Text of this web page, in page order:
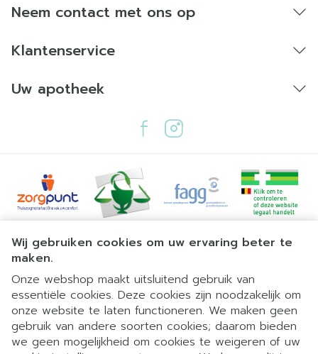
Wij gebruiken cookies om uw ervaring beter te
maken.
Onze webshop maakt uitsluitend gebruik van
essentiële cookies. Deze cookies zijn noodzakelijk om
onze website te laten functioneren. We maken geen
gebruik van andere soorten cookies; daarom bieden
we geen mogelijkheid om cookies te weigeren of uw
Neem contact met ons op
Klantenservice
Uw apotheek
Juridische links